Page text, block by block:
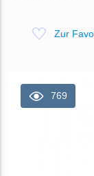
Zur
769